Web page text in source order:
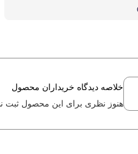
خلاصه دیدگاه خریداران محصول
هنوز نظری برای این محصول ثبت